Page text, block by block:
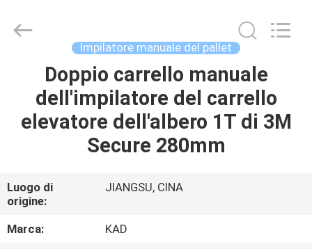
CASA
PRODOTTI
CIRCA
NOI
Kayond
Machinery
Impilatore manuale del pallet
Doppio carrello manuale
dell'impilatore del carrello
elevatore dell'albero 1T di 3M
Secure 280mm
Luogo di
origine:
JIANGSU, CINA
Marca:
KAD